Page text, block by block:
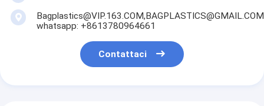
Bagplastics@VIP.163.COM,BAGPLASTICS@GMAIL.COM
whatsapp: +8613780964661
Contattaci